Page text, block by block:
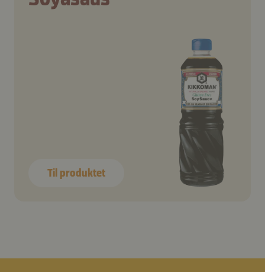
Til produktet